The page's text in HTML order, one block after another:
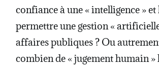
confiance à une « intelligence »
permettre une gestion «
affaires publiques ? Ou
combien de « jugement humain »